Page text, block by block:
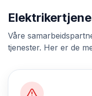
Våre
tjenester. Her er de